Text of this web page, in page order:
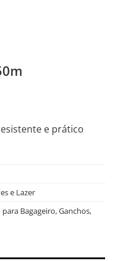
e prático
e Lazer
para Bagageiro,Ganchos,